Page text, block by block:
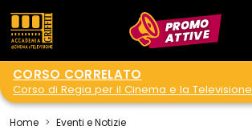
PROMO
ATTIVE
CORSO CORRELATO
Corso di Regia per il Cinema e la Televisione
Home Eventi e Notizie